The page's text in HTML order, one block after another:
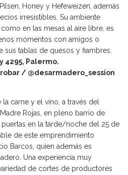
Honey y Hefeweizen, además
irresistibles. Su ambiente
en las mesas al aire libre, es
momentos con amigos o
sus tablas de quesos y fiambres.
4295, Palermo.
/ @desarmadero_session
la carne y el vino, a través del
Rojas, en pleno barrio de
en la tarde/noche del 25 de
de este emprendimiento
Barcos, quien además es
Una experiencia muy
de cortes de productores